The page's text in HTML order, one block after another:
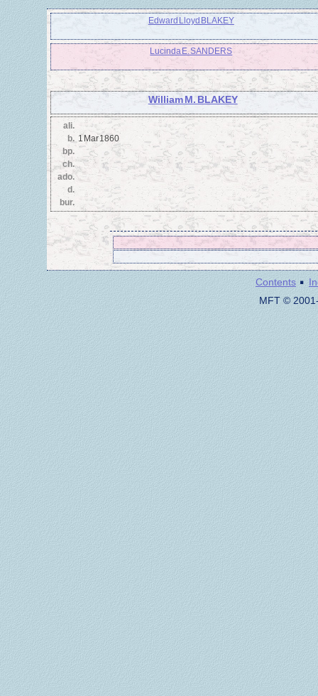
Edward Lloyd BLAKEY
Lucinda E. SANDERS
William M. BLAKEY
ali.
b. 1 Mar 1860
bp.
ch.
ado.
d.
bur.
Contents ·
MFT ©